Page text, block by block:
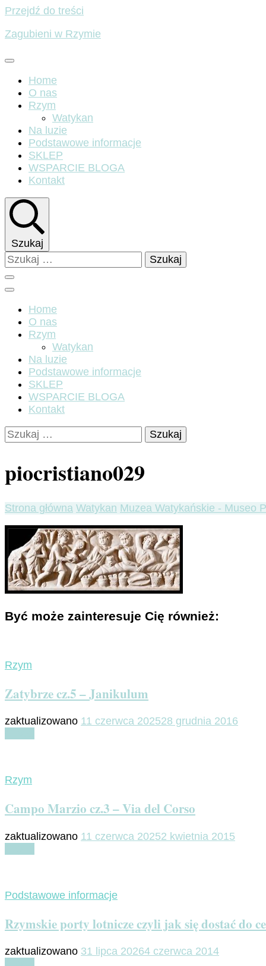
Przejdź do treści
Zagubieni w Rzymie
Home
O nas
Rzym
Watykan
Na luzie
Podstawowe informacje
SKLEP
WSPARCIE BLOGA
Kontakt
Szukaj
Szukaj:
Home
O nas
Rzym
Watykan
Na luzie
Podstawowe informacje
SKLEP
WSPARCIE BLOGA
Kontakt
Szukaj:
piocristiano029
Strona główna Watykan Muzea Watykańskie - Museo
Być może zainteresuje Cię również:
Rzym
Zatybrze cz.5 – Janikulum
zaktualizowano 11 czerwca 202528 grudnia 2016
Rzym
Campo Marzio cz.3 – Via del Corso
zaktualizowano 11 czerwca 20252 kwietnia 2015
Podstawowe informacje
Rzymskie porty lotnicze czyli jak się dostać do
zaktualizowano 31 lipca 20264 czerwca 2014